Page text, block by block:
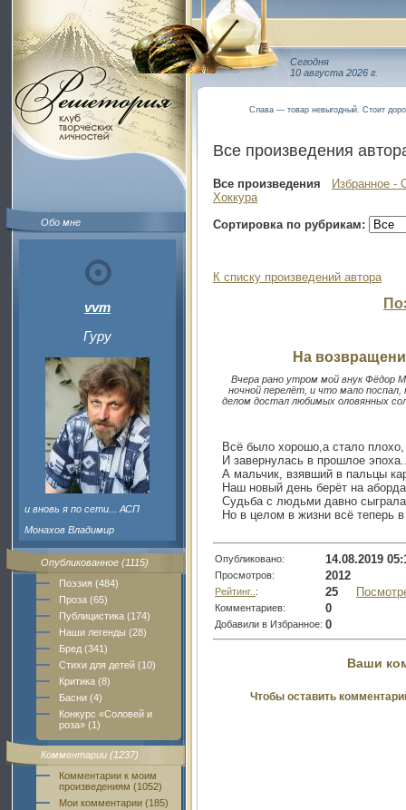
Обо мне
vvm
Гуру
и вновь я по сети... АСП
Монахов Владимир
Опубликованное (1115)
Поэзия (484)
Проза (65)
Публицистика (174)
Наши легенды (28)
Бред (341)
Стихи для детей (10)
Критика (8)
Басни (4)
Конкурс «Соловей и
роза» (1)
Комментарии (1237)
Комментарии к моим
произведениям (1052)
Мои комментарии (185)
Сегодня
10 августа 2026 г.
Слава — товар невыгодный. Стоит
Все произведения
Все произведения
Избранное -
Хоккура
Сортировка по рубрикам:
К списку произведений автора
На
Вчера рано утром мой внук Фёдор
ночной перелёт, и что мало поспал,
делом достал любимых оловянных
Всё было хорошо,а стало плохо,
И завернулась в прошлое
А мальчик, взявший в пальцы
Наш новый день берёт на
Судьба с людьми давно сыграла
Но в целом в жизни всё теперь
Опубликовано: 14.08.2019
Просмотров: 2012
Рейтинг.. : 25
Комментариев: 0
Добавили в Избранное: 0
Ваши
Чтобы оставить